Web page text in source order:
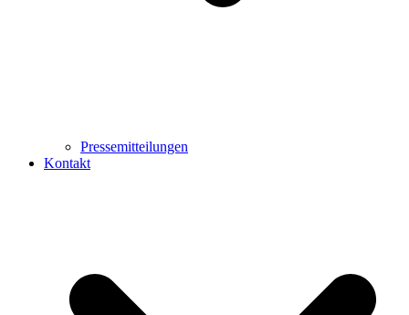
Pressemitteilungen
Kontakt